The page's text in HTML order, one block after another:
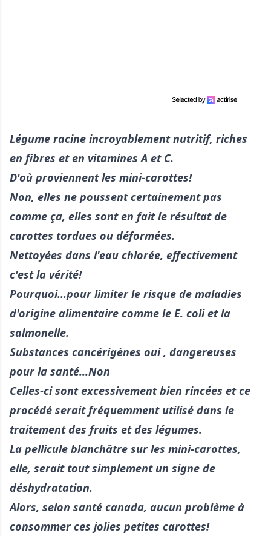
Légume racine incroyablement nutritif, riches
en fibres et en vitamines A et C.
D'où proviennent les mini-carottes!
Non, elles ne poussent certainement pas
comme ça, elles sont en fait le résultat de
carottes tordues ou déformées.
Nettoyées dans l'eau chlorée, effectivement
c'est la vérité!
Pourquoi...pour limiter le risque de maladies
d'origine alimentaire comme le E. coli et la
salmonelle.
Substances cancérigènes oui , dangereuses
pour la santé...Non
Celles-ci sont excessivement bien rincées et ce
procédé serait fréquemment utilisé dans le
traitement des fruits et des légumes.
La pellicule blanchâtre sur les mini-carottes,
elle, serait tout simplement un signe de
déshydratation.
Alors, selon santé canada, aucun problème à
consommer ces jolies petites carottes!